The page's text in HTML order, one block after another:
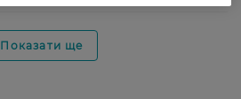
Показати ще